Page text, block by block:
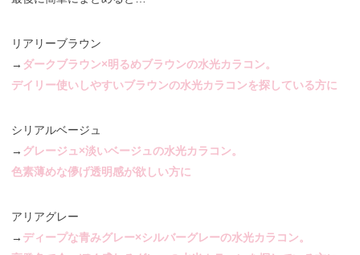
リアリーブラウン
→ ダークブラウン×明るめブラウンの水光カラコン。
デイリー使いしやすいブラウンの水光カラコンを探している方に
シリアルベージュ
→ グレージュ×淡いベージュの水光カラコン。
色素薄めな儚げ透明感が欲しい方に
アリアグレー
→ ディープな青みグレー×シルバーグレーの水光カラコン。